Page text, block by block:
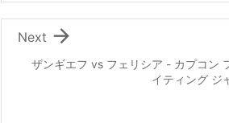
ザンギエフ vs フェリシア - カプコン
イティング ジ

Next